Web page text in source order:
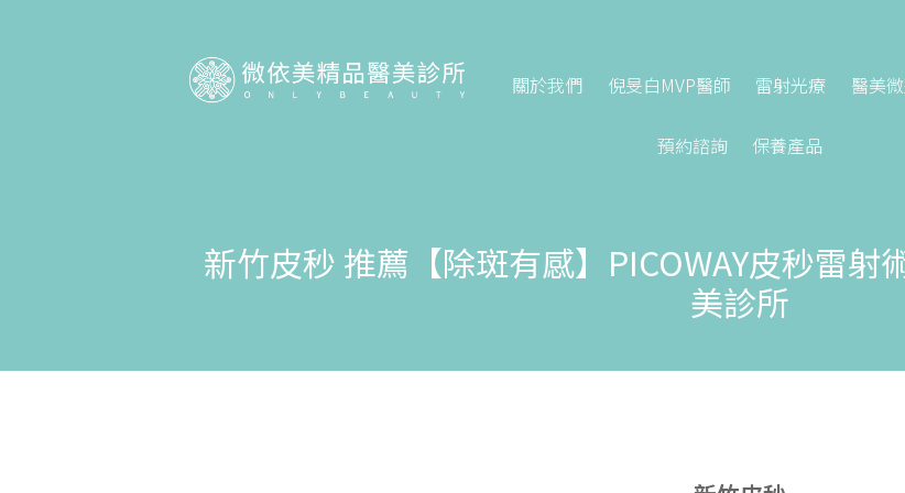
關於我們 倪旻白MVP醫師 雷射光療 醫美
預約諮詢 保養產品
新竹皮秒 推薦【除斑有感】PICOWAY皮秒雷射
美診所